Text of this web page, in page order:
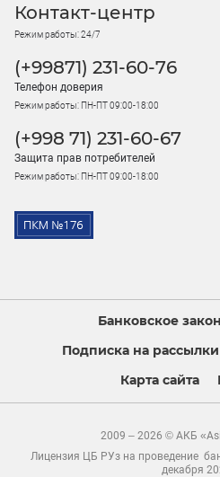
Контакт-центр
Режим работы: 24/7
(+99871) 231-60-76
Телефон доверия
Режим работы: ПН-ПТ 09:00-18:00
(+998 71) 231-60-67
Защита прав потребителей
Режим работы: ПН-ПТ 09:00-18:00
Банковское
Подписка на рассылки
Карта сайта
2009 – 2026 © АКБ
Лицензия ЦБ РУз на проведение
декабря